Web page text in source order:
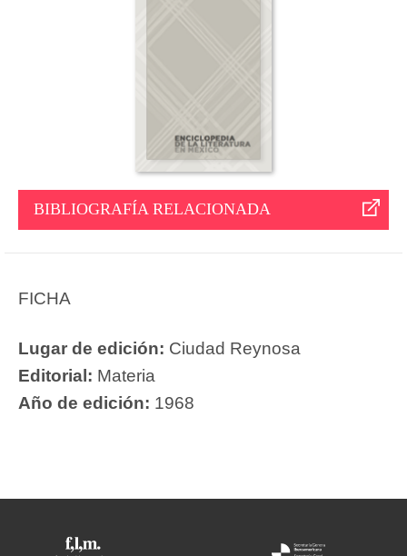
BIBLIOGRAFÍA RELACIONADA
FICHA
Lugar de edición: Ciudad Reynosa
Editorial: Materia
Año de edición: 1968